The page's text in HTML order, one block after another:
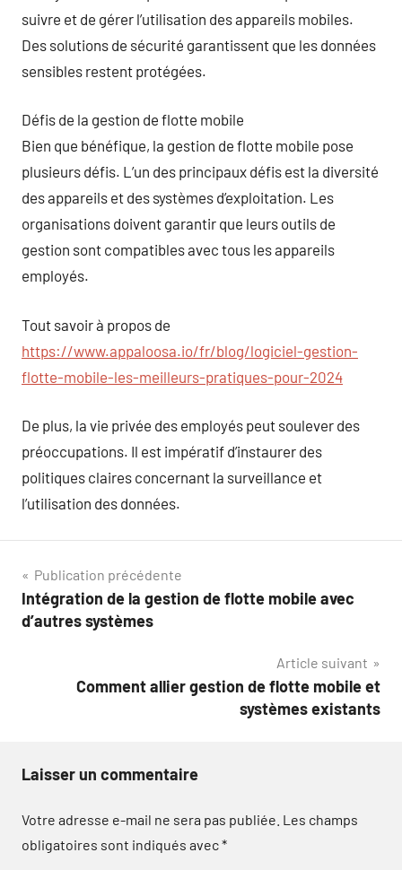
suivre et de gérer l’utilisation des appareils mobiles.
Des solutions de sécurité garantissent que les données
sensibles restent protégées.
Défis de la gestion de flotte mobile
Bien que bénéfique, la gestion de flotte mobile pose
plusieurs défis. L’un des principaux défis est la diversité
des appareils et des systèmes d’exploitation. Les
organisations doivent garantir que leurs outils de
gestion sont compatibles avec tous les appareils
employés.
Tout savoir à propos de
https://www.appaloosa.io/fr/blog/logiciel-gestion-
flotte-mobile-les-meilleurs-pratiques-pour-2024
De plus, la vie privée des employés peut soulever des
préoccupations. Il est impératif d’instaurer des
politiques claires concernant la surveillance et
l’utilisation des données.
Navigation
de
Publication précédente
Intégration de la gestion de flotte mobile avec
d’autres systèmes
Article suivant
Comment allier gestion de flotte mobile et
systèmes existants
Laisser un commentaire
Votre adresse e-mail ne sera pas publiée. Les champs
obligatoires sont indiqués avec*